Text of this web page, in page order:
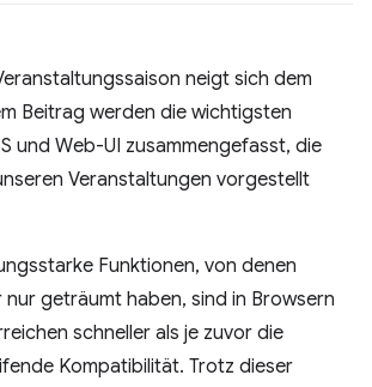
neigt sich dem
Beitrag werden die wichtigsten
und Web-UI zusammengefasst, die
Veranstaltungen vorgestellt
Funktionen, von denen
nur geträumt haben, sind in Browsern
schneller als je zuvor die
Kompatibilität. Trotz dieser